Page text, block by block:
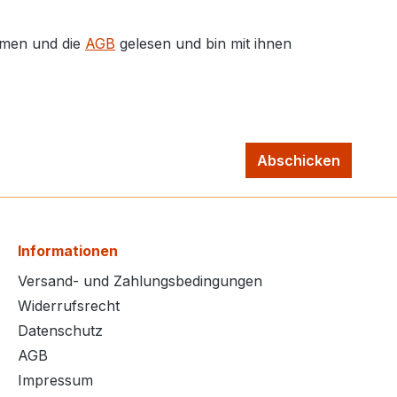
und die AGB gelesen und bin mit ihnen
Abschicken
Informationen
Versand- und Zahlungsbedingungen
Widerrufsrecht
Datenschutz
AGB
Impressum